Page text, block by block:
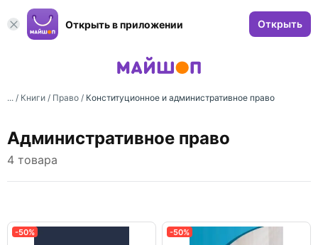
Открыть в приложении Открыть
... / Книги / Право / Конституционное и административное право
Административное право
4 товара
-50% -50%